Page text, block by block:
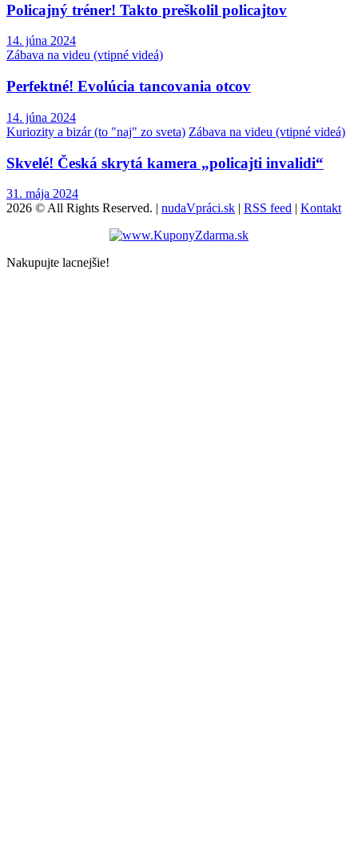
Policajný tréner! Takto preškolil policajtov
14. júna 2024
Zábava na videu (vtipné videá)
Perfektné! Evolúcia tancovania otcov
14. júna 2024
Kuriozity a bizár (to "naj" zo sveta) Zábava na videu (vtipné videá)
Skvelé! Česká skrytá kamera „policajti invalidi“
31. mája 2024
2026 © All Rights Reserved. | nudaVpráci.sk | RSS feed | Kontakt
Nakupujte lacnejšie!